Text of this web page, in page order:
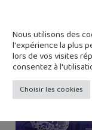
Nous utilisons des
l'expérience la plus
lors de vos visites
consentez à
Choisir les cookies